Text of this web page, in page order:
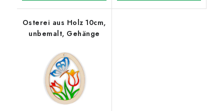
Osterei aus Holz 10cm,
unbemalt, Gehänge